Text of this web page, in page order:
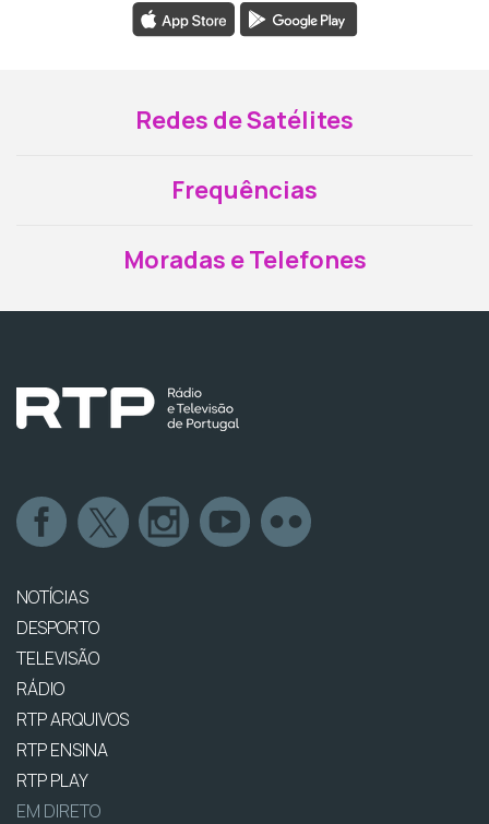
Redes de Satélites
Frequências
Moradas e Telefones
NOTÍCIAS
DESPORTO
TELEVISÃO
RÁDIO
RTP ARQUIVOS
RTP ENSINA
RTP PLAY
EM DIRETO